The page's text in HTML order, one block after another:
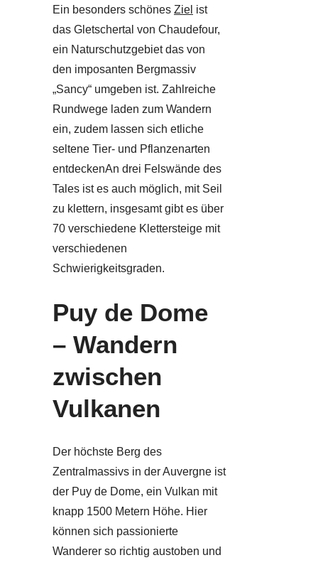
Ein besonders schönes Ziel ist
das Gletschertal von Chaudefour,
ein Naturschutzgebiet das von
den imposanten Bergmassiv
„Sancy“ umgeben ist. Zahlreiche
Rundwege laden zum Wandern
ein, zudem lassen sich etliche
seltene Tier- und Pflanzenarten
entdeckenAn drei Felswände des
Tales ist es auch möglich, mit Seil
zu klettern, insgesamt gibt es über
70 verschiedene Klettersteige mit
verschiedenen
Schwierigkeitsgraden.
Puy de Dome
– Wandern
zwischen
Vulkanen
Der höchste Berg des
Zentralmassivs in der Auvergne ist
der Puy de Dome, ein Vulkan mit
knapp 1500 Metern Höhe. Hier
können sich passionierte
Wanderer so richtig austoben und